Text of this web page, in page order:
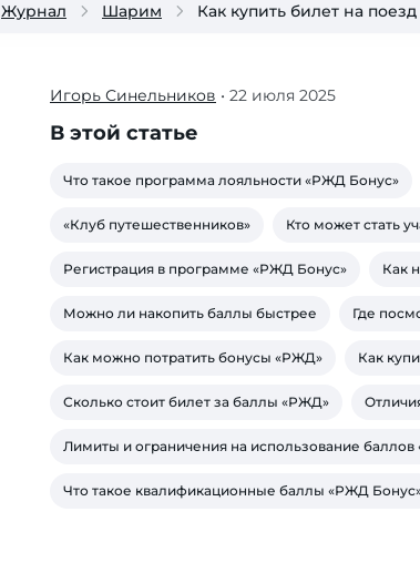
Журнал Шарим Как купить билет на
«РЖД
Бонус»:
как
копить
купить
за
РЖД
Игорь Синельников • 22 июля 2025
В этой статье
Что такое программа лояльности «РЖД Бонус»
«Клуб путешественников» Кто может стать
Регистрация в программе «РЖД Бонус» Как
Можно ли накопить баллы быстрее Где
Как можно потратить бонусы «РЖД» Как
Сколько стоит билет за баллы «РЖД»
Лимиты и ограничения на использование
Что такое квалификационные баллы «РЖД